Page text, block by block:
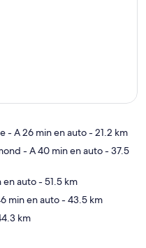
del mapa
- A 26 min en auto- 21.2 km
- A 40 min en auto- 37.5
en auto- 51.5 km
min en auto- 43.5 km
km